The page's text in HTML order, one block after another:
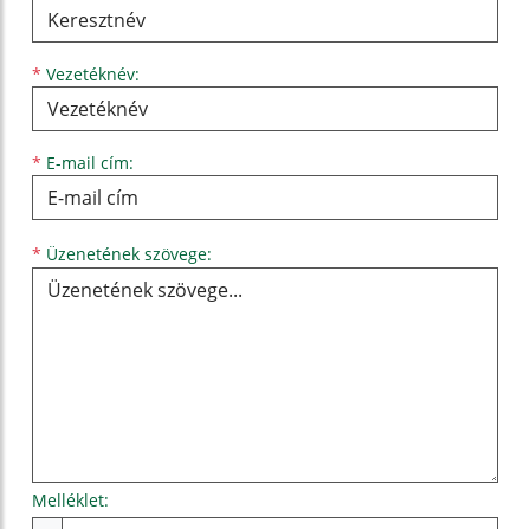
* Vezetéknév:
* E-mail cím:
* Üzenetének szövege:
Melléklet: